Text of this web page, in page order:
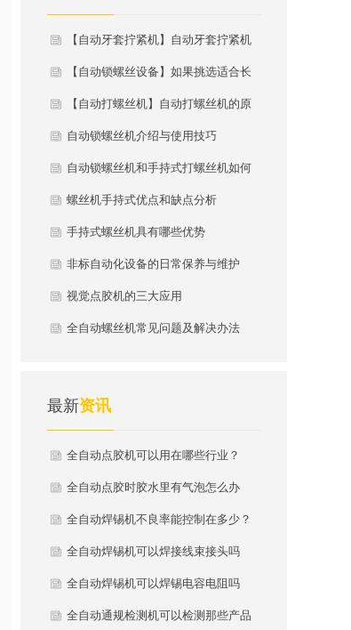
【自动牙套拧紧机】自动牙套拧紧机
的原理
【自动锁螺丝设备】如果挑选适合长
款螺丝的全自动锁螺丝机
【自动打螺丝机】自动打螺丝机的原
理
自动锁螺丝机介绍与使用技巧
自动锁螺丝机和手持式打螺丝机如何
选？
螺丝机手持式优点和缺点分析
手持式螺丝机具有哪些优势
非标自动化设备的日常保养与维护
视觉点胶机的三大应用
全自动螺丝机常见问题及解决办法
最新资讯
全自动点胶机可以用在哪些行业？
全自动点胶时胶水里有气泡怎么办
全自动焊锡机不良率能控制在多少？
全自动焊锡机可以焊接线束接头吗
全自动焊锡机可以焊锡电容电阻吗
全自动通规检测机可以检测那些产品